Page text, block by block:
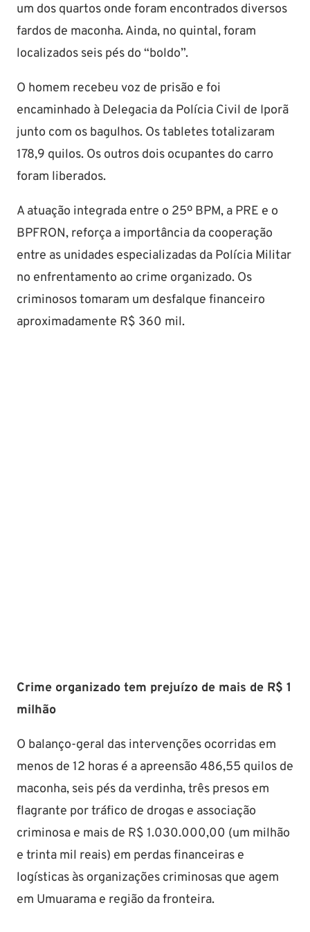
um dos quartos onde foram encontrados diversos
fardos de maconha. Ainda, no quintal, foram
localizados seis pés do “boldo”.
O homem recebeu voz de prisão e foi
encaminhado à Delegacia da Polícia Civil de Iporã
junto com os bagulhos. Os tabletes totalizaram
178,9 quilos. Os outros dois ocupantes do carro
foram liberados.
A atuação integrada entre o 25º BPM, a PRE e o
BPFRON, reforça a importância da cooperação
entre as unidades especializadas da Polícia Militar
no enfrentamento ao crime organizado. Os
criminosos tomaram um desfalque financeiro
aproximadamente R$ 360 mil.
Crime organizado tem prejuízo de mais de R$ 1
milhão
O balanço-geral das intervenções ocorridas em
menos de 12 horas é a apreensão 486,55 quilos de
maconha, seis pés da verdinha, três presos em
flagrante por tráfico de drogas e associação
criminosa e mais de R$ 1.030.000,00 (um milhão
e trinta mil reais) em perdas financeiras e
logísticas às organizações criminosas que agem
em Umuarama e região da fronteira.